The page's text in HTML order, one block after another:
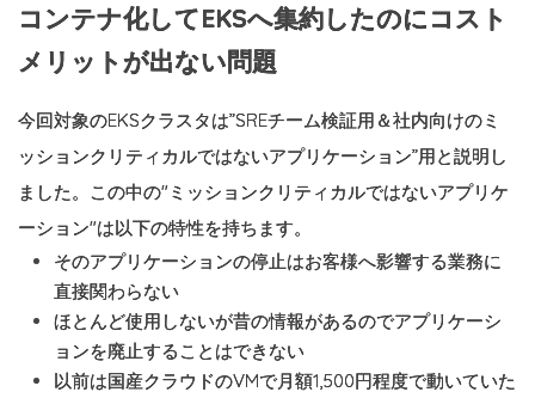
コンテナ化してEKSへ集約したのにコスト
メリットが出ない問題
今回対象のEKSクラスタは”SREチーム検証用＆社内向けのミ
ッションクリティカルではないアプリケーション”用と説明し
ました。この中の"ミッションクリティカルではないアプリケ
ーション"は以下の特性を持ちます。
そのアプリケーションの停止はお客様へ影響する業務に
直接関わらない
ほとんど使用しないが昔の情報があるのでアプリケーシ
ョンを廃止することはできない
以前は国産クラウドのVMで月額1,500円程度で動いていた